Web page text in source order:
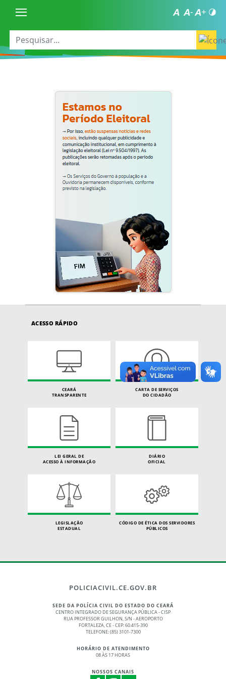
ACESSO RÁPIDO
CEARÁ
TRANSPARENTE
CARTA DE SERVIÇOS
DO CIDADÃO
LEI GERAL DE
ACESSO À INFORMAÇÃO
DIÁRIO
OFICIAL
LEGISLAÇÃO
ESTADUAL
CÓDIGO DE ÉTICA DOS SERVIDORES
PÚBLICOS
POLICIACIVIL.CE.GOV.BR
SEDE DA POLÍCIA CIVIL DO ESTADO DO CEARÁ
CENTRO INTEGRADO DE SEGURANÇA PÚBLICA - CISP
RUA PROFESSOR GUILHON, S/N - AEROPORTO
FORTALEZA, CE - CEP: 60.415-390
TELEFONE: (85) 3101-7300
HORÁRIO DE ATENDIMENTO
08 ÀS 17 HORAS
NOSSOS CANAIS